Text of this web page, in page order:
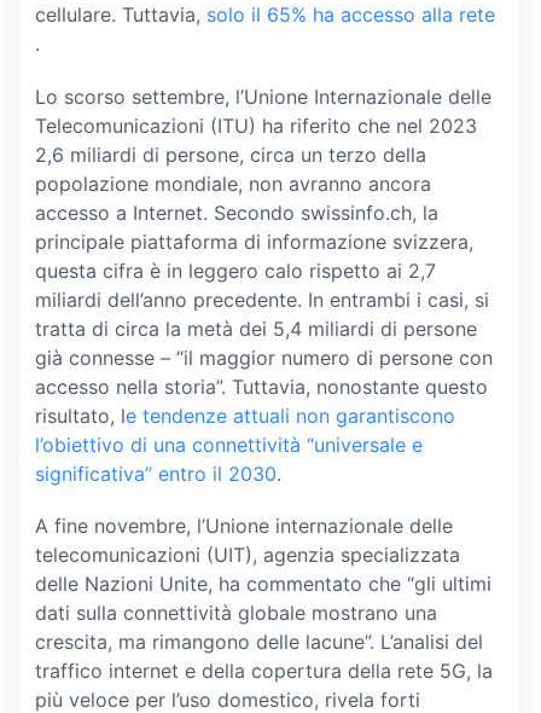
cellulare. Tuttavia, solo il 65% ha accesso alla rete
.
Lo scorso settembre, l’Unione Internazionale delle
Telecomunicazioni (ITU) ha riferito che nel 2023
2,6 miliardi di persone, circa un terzo della
popolazione mondiale, non avranno ancora
accesso a Internet. Secondo swissinfo.ch, la
principale piattaforma di informazione svizzera,
questa cifra è in leggero calo rispetto ai 2,7
miliardi dell’anno precedente. In entrambi i casi, si
tratta di circa la metà dei 5,4 miliardi di persone
già connesse – “il maggior numero di persone con
accesso nella storia”. Tuttavia, nonostante questo
risultato, le tendenze attuali non garantiscono
l’obiettivo di una connettività “universale e
significativa” entro il 2030.
A fine novembre, l’Unione internazionale delle
telecomunicazioni (UIT), agenzia specializzata
delle Nazioni Unite, ha commentato che “gli ultimi
dati sulla connettività globale mostrano una
crescita, ma rimangono delle lacune”. L’analisi del
traffico internet e della copertura della rete 5G, la
più veloce per l’uso domestico, rivela forti